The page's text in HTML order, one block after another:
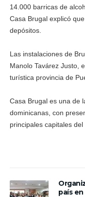
14.000 barricas de
Casa Brugal explicó
depósitos.
Las instalaciones de
Manolo Tavárez Justo,
turística provincia de
Casa Brugal es una de
dominicanas, con
principales capitales del
país